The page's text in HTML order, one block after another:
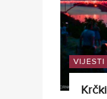
VIJESTI